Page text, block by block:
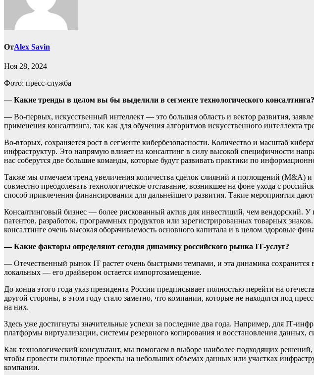
ОтAlex Savin
Ноя 28, 2024
Фото: пресс-служба
— Какие тренды в целом вы бы выделили в сегменте технологического консалтинга?
— Во-первых, искусственный интеллект — это большая область и вектор развития,
применения консалтинга, так как для обучения алгоритмов искусственного
Во-вторых, сохраняется рост в сегменте кибербезопасности. Количество и масштаб
инфраструктур. Это напрямую влияет на консалтинг в силу высокой специфичности
нас соберутся две большие команды, которые будут развивать практики по
Также мы отмечаем тренд увеличения количества сделок слияний и поглощений (M&A)
совместно преодолевать технологическое отставание, возникшее на фоне ухода с
способ привлечения финансирования для дальнейшего развития. Такие мероприятия
Консалтинговый бизнес — более рискованный актив для инвестиций, чем вендорский.
патентов, разработок, программных продуктов или зарегистрированных товарных
консалтинге очень высокая оборачиваемость основного капитала и в целом здоровые
— Какие факторы определяют сегодня динамику российского рынка IТ-услуг?
— Отечественный рынок IТ растет очень быстрыми темпами, и эта динамика
локальных — его драйвером остается импортозамещение.
До конца этого года указ президента России предписывает полностью перейти на
другой стороны, в этом году стало заметно, что компании, которые не находятся под
на них.
Здесь уже достигнуты значительные успехи за последние два года. Например, для IТ-
платформы виртуализации, системы резервного копирования и восстановления
Как технологический консультант, мы помогаем в выборе наиболее подходящих
чтобы провести пилотные проекты на небольших объемах данных или участках
компании.